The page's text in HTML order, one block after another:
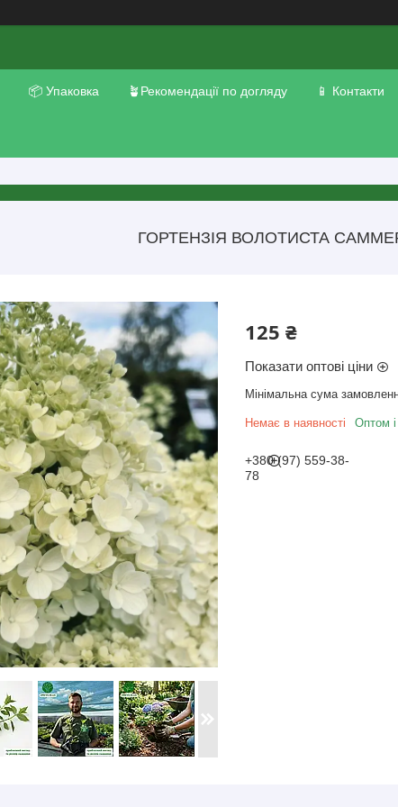
📦 Упаковка 🪴Рекомендації по догляду 📱 Контакти
ГОРТЕНЗІЯ ВОЛОТИСТА
125 ₴
Показати оптові ціни
Мінімальна сума
Немає в наявності Оптом і
+380 (97) 559-38-
78